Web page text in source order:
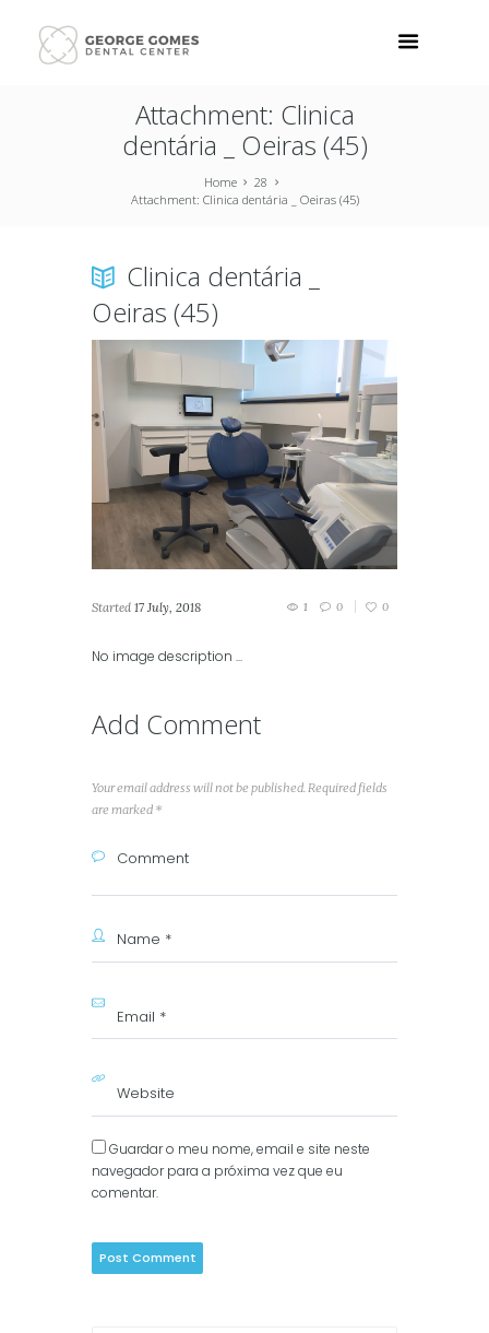
Attachment: Clinica
dentária _ Oeiras (45)
Home
28
Attachment: Clinica dentária _ Oeiras (45)
Clinica dentária _
Oeiras (45)
Started 17 July, 2018 1 0 0
No image description ...
Add Comment
Your email address will not be published. Required fields
are marked *
Guardar o meu nome, email e site neste
navegador para a próxima vez que eu
comentar.